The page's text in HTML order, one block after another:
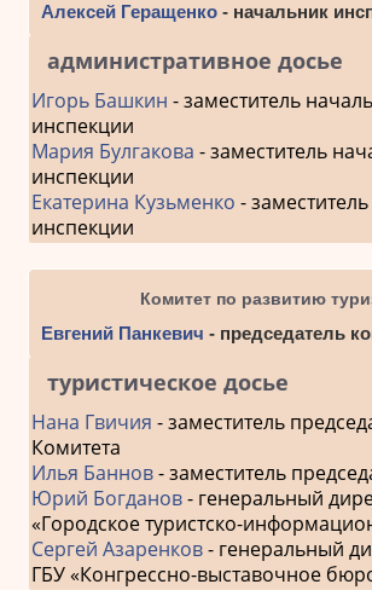
Алексей Геращенко- начальник
административное досье
Игорь Башкин - заместитель
инспекции
Мария Булгакова - заместитель
инспекции
Екатерина Кузьменко -
инспекции
Комитет по развитию
Евгений Панкевич - председатель
туристическое досье
Нана Гвичия - заместитель
Комитета
Илья Баннов- заместитель
Юрий Богданов- генеральный
«Городское туристско-
Сергей Азаренков- генеральный
ГБУ «Конгрессно-выставочное